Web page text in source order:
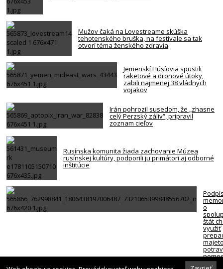
Mužov čaká na Lovestreame skúška
tehotenského bruška, na festivale sa tak
otvorí téma ženského zdravia
Jemenskí Húsíovia spustili
raketové a dronové útoky,
zabili najmenej 38 vládnych
vojakov
Irán pohrozil susedom, že „zhasne
celý Perzský záliv“, pripravil
zoznam cieľov
Rusínska komunita žiada zachovanie Múzea
rusínskej kultúry, podporili ju primátori aj odborné
inštitúcie
o
štát
využiť
ľudí v